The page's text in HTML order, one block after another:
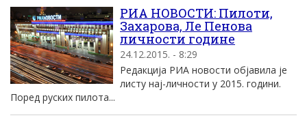
РИА НОВОСТИ: Пилоти,
Захарова, Ле Пенова
личности године
24.12.2015. - 8:29
Редакција РИА новости објавила је
листу нај-личности у 2015. години.
Поред руских пилота...